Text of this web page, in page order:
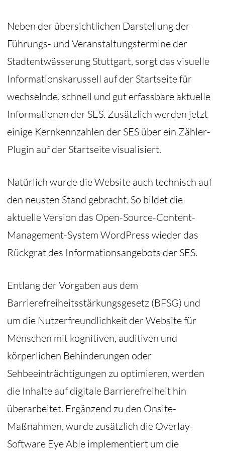
Neben der übersichtlichen Darstellung der
Führungs- und Veranstaltungstermine der
Stadtentwässerung Stuttgart, sorgt das visuelle
Informationskarussell auf der Startseite für
wechselnde, schnell und gut erfassbare aktuelle
Informationen der SES. Zusätzlich werden jetzt
einige Kernkennzahlen der SES über ein Zähler-
Plugin auf der Startseite visualisiert.
Natürlich wurde die Website auch technisch auf
den neusten Stand gebracht. So bildet die
aktuelle Version das Open-Source-Content-
Management-System WordPress wieder das
Rückgrat des Informationsangebots der SES.
Entlang der Vorgaben aus dem
Barrierefreiheitsstärkungsgesetz (BFSG) und
um die Nutzerfreundlichkeit der Website für
Menschen mit kognitiven, auditiven und
körperlichen Behinderungen oder
Sehbeeinträchtigungen zu optimieren, werden
die Inhalte auf digitale Barrierefreiheit hin
überarbeitet. Ergänzend zu den Onsite-
Maßnahmen, wurde zusätzlich die Overlay-
Software Eye Able implementiert um die